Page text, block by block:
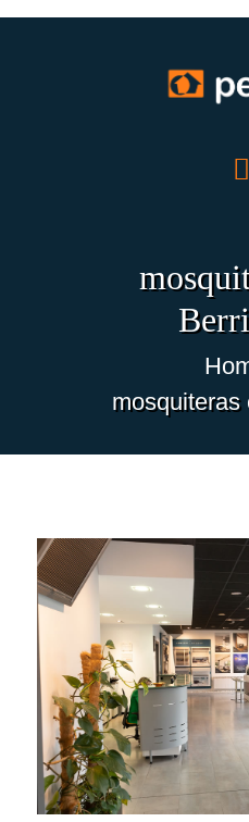
mosquiteras
PRODUCTOS
OFERTAS
TRABAJOS
ECO-
CONTACTO
ES